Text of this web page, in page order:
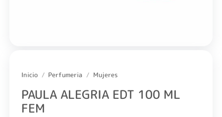
Inicio / Perfumeria / Mujeres
PAULA ALEGRIA EDT 100 ML
FEM